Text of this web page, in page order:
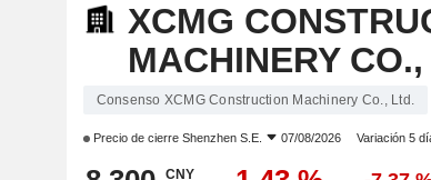
XCMG
MACHINERY
Consenso XCMG Construction Machinery Co., Ltd.
Precio de cierre Shenzhen S.E. 07/08/2026 Variación 5
CNY